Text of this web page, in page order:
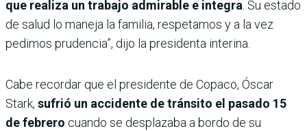
que realiza un trabajo admirable e integra. Su estado
de salud lo maneja la familia, respetamos y a la vez
pedimos prudencia”, dijo la presidenta interina.
Cabe recordar que el presidente de Copaco, Óscar
Stark, sufrió un accidente de tránsito el pasado 15
de febrero cuando se desplazaba a bordo de su